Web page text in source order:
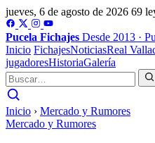
jueves, 6 de agosto de 2026 69
Pucela Fichajes Desde 2013 ·
Inicio FichajesNoticiasReal
jugadoresHistoriaGalería
Inicio › Mercado y Rumores
Mercado y Rumores